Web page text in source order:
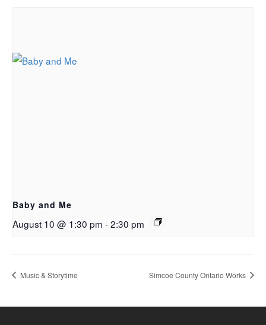
Baby and Me
August 10 @ 1:30 pm -2:30 pm
Music & Storytime Simcoe County Ontario Works